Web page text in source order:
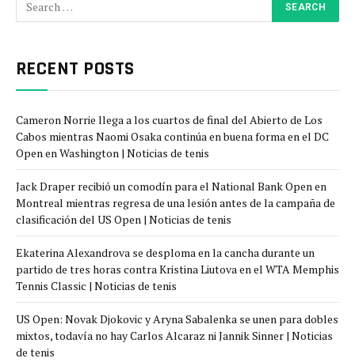
RECENT POSTS
Cameron Norrie llega a los cuartos de final del Abierto de Los
Cabos mientras Naomi Osaka continúa en buena forma en el DC
Open en Washington | Noticias de tenis
Jack Draper recibió un comodín para el National Bank Open en
Montreal mientras regresa de una lesión antes de la campaña de
clasificación del US Open | Noticias de tenis
Ekaterina Alexandrova se desploma en la cancha durante un
partido de tres horas contra Kristina Liutova en el WTA Memphis
Tennis Classic | Noticias de tenis
US Open: Novak Djokovic y Aryna Sabalenka se unen para dobles
mixtos, todavía no hay Carlos Alcaraz ni Jannik Sinner | Noticias
de tenis